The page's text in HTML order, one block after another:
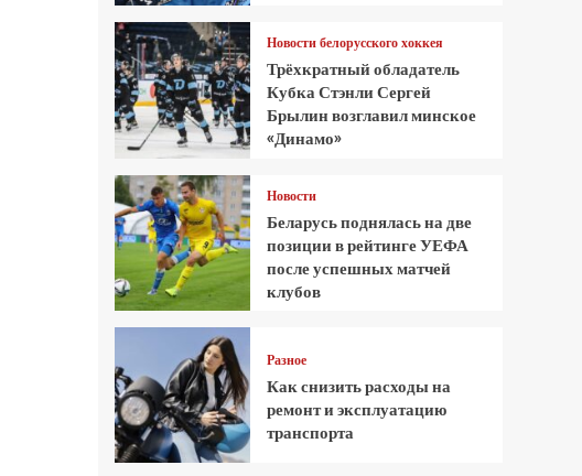
Новости белорусского хоккея
Трёхкратный обладатель
Кубка Стэнли Сергей
Брылин возглавил минское
«Динамо»
Новости
Беларусь поднялась на две
позиции в рейтинге УЕФА
после успешных матчей
клубов
Разное
Как снизить расходы на
ремонт и эксплуатацию
транспорта